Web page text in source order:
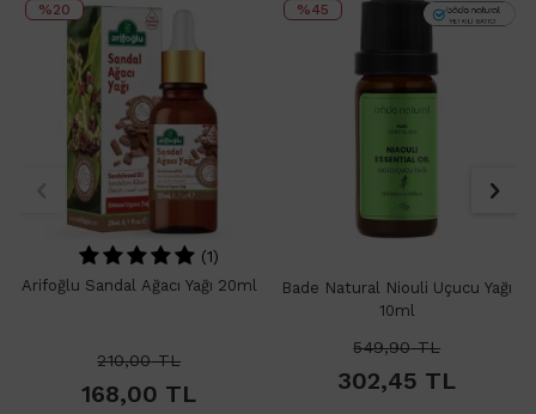
%20
(1)
Arifoğlu Sandal Ağacı Yağı 20ml
210,00TL
168,00 TL
%45
Bade Natural Niouli Uçucu Yağı
10ml
549,90TL
302,45 TL